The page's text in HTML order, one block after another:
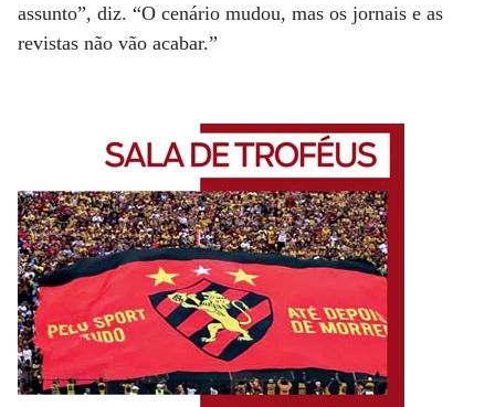
assunto”, diz. “O cenário mudou, mas os jornais e as
revistas não vão acabar.”